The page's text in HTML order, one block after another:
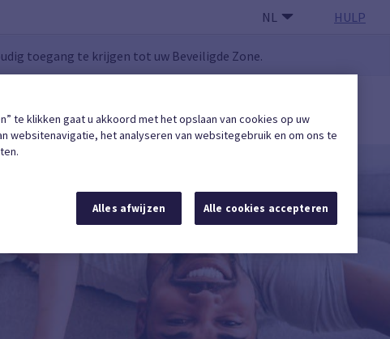
NL HULP
toegang te krijgen tot uw Beveiligde Zone.
Een erkende onderneming vinden
te klikken gaat u akkoord met het opslaan van cookies op uw
websitenavigatie, het analyseren van websitegebruik en om ons te
Alles afwijzen Alle cookies accepteren